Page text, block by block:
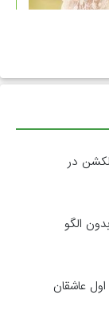
در
الگو
عاشقان